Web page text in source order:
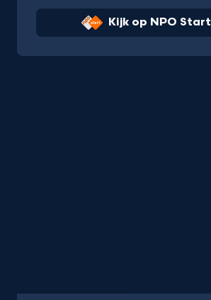
Kijk op NPO Start